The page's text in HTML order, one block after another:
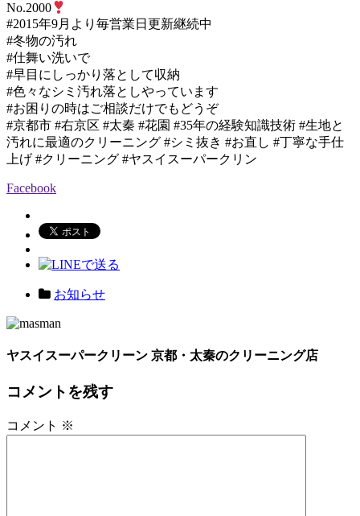
No.2000
#2015年9月より毎営業日更新継続中
#冬物の汚れ
#仕舞い洗いで
#早目にしっかり落として収納
#色々なシミ汚れ落としやっています
#お困りの時はご相談だけでもどうぞ
#京都市 #右京区 #太秦 #花園 #35年の経験知識技術 #生地と
汚れに最適のクリーニング #シミ抜き #お直し #丁寧な手仕
上げ #クリーニング #ヤスイスーパークリン
Facebook
お知らせ
ヤスイスーパークリーン 京都・太秦のクリーニング店
コメントを残す
コメント ※